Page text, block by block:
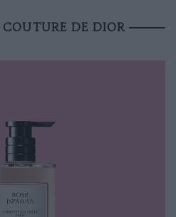
DE DIOR